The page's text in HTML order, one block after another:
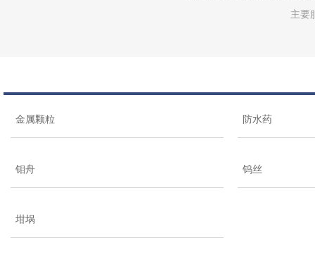
主要
金属颗粒 防水药
钼舟 钨丝
坩埚